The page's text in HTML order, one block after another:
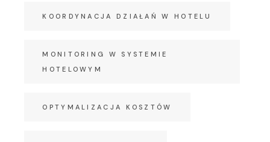
KOORDYNACJA DZIAŁAŃ W HOTELU
MONITORING W SYSTEMIE
HOTELOWYM
OPTYMALIZACJA KOSZTÓW